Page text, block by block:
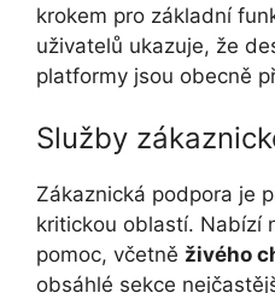
krokem pro základní
uživatelů ukazuje, že
platformy jsou obecně
Služby
Zákaznická podpora je
kritickou oblastí. Nabízí
pomoc, včetně živého
obsáhlé sekce